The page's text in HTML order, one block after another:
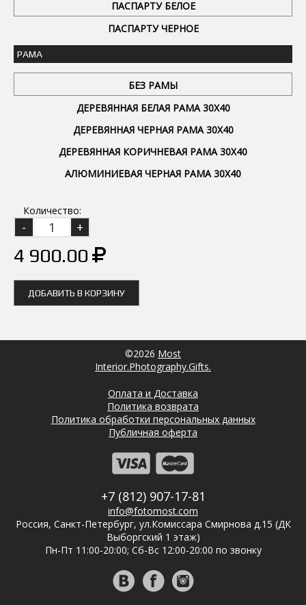
ПАСПАРТУ БЕЛОЕ
ПАСПАРТУ ЧЕРНОЕ
РАМА
БЕЗ РАМЫ
ДЕРЕВЯННАЯ БЕЛАЯ РАМА 30Х40
ДЕРЕВЯННАЯ ЧЕРНАЯ РАМА 30Х40
ДЕРЕВЯННАЯ КОРИЧНЕВАЯ РАМА 30Х40
АЛЮМИНИЕВАЯ ЧЕРНАЯ РАМА 30Х40
Количество:
4 900.00
ДОБАВИТЬ В КОРЗИНУ
©2026 Most
Interior.Photography.Gifts.
Оплата и Доставка
Политика возврата
Политика обработки персональных данных
Публичная оферта
+7 (812) 907-17-81
info@fotomost.com
Россия, Санкт-Петербург, ул.Комиссара Смирнова д.15 (ДК
Выборгский 1 этаж)
Пн-Пт 11:00-20:00; Сб-Вс 12:00-20:00 по звонку